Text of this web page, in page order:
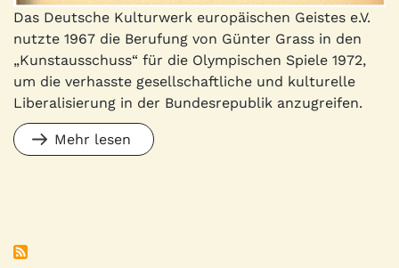
Das Deutsche Kulturwerk europäischen Geistes e.V.
nutzte 1967 die Berufung von Günter Grass in den
„Kunstausschuss“ für die Olympischen Spiele 1972,
um die verhasste gesellschaftliche und kulturelle
Liberalisierung in der Bundesrepublik anzugreifen.
Mehr lesen